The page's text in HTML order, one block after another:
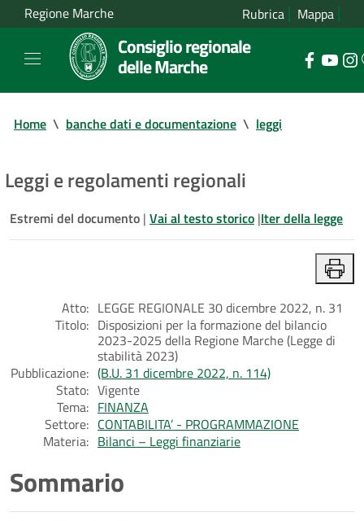
Regione Marche Rubrica Mappa
Consiglio regionale
delle Marche
Home \ banche dati e documentazione \ leggi
Leggi e regolamenti regionali
Estremi del documento | Vai al testo storico |Iter della legge
Atto: LEGGE REGIONALE 30 dicembre 2022, n. 31
Titolo: Disposizioni per la formazione del bilancio
2023-2025 della Regione Marche (Legge di
stabilità 2023)
Pubblicazione: (B.U. 31 dicembre 2022, n. 114)
Stato: Vigente
Tema: FINANZA
Settore: CONTABILITA’ - PROGRAMMAZIONE
Materia: Bilanci – Leggi finanziarie
Sommario